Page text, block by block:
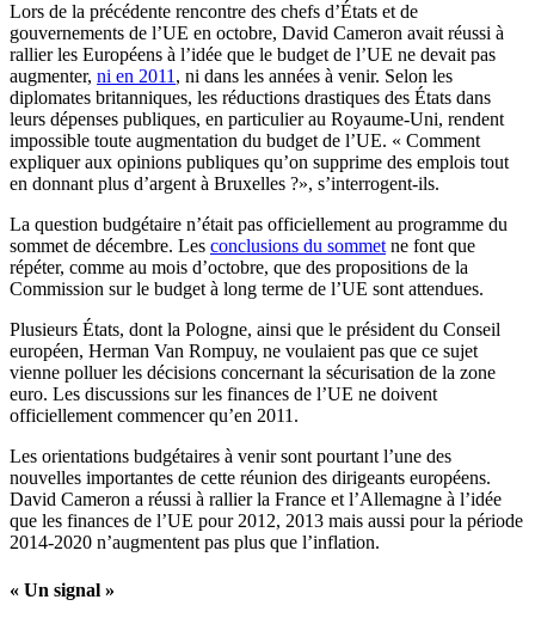
Lors de la précédente rencontre des chefs d’États et de
gouvernements de l’UE en octobre, David Cameron avait réussi à
rallier les Européens à l’idée que le budget de l’UE ne devait pas
augmenter, ni en 2011 , ni dans les années à venir. Selon les
diplomates britanniques, les réductions drastiques des États dans
leurs dépenses publiques, en particulier au Royaume-Uni, rendent
impossible toute augmentation du budget de l’UE. « Comment
expliquer aux opinions publiques qu’on supprime des emplois tout
en donnant plus d’argent à Bruxelles ?», s’interrogent-ils.
La question budgétaire n’était pas officiellement au programme du
sommet de décembre. Les conclusions du sommet ne font que
répéter, comme au mois d’octobre, que des propositions de la
Commission sur le budget à long terme de l’UE sont attendues.
Plusieurs États, dont la Pologne, ainsi que le président du Conseil
européen, Herman Van Rompuy, ne voulaient pas que ce sujet
vienne polluer les décisions concernant la sécurisation de la zone
euro. Les discussions sur les finances de l’UE ne doivent
officiellement commencer qu’en 2011.
Les orientations budgétaires à venir sont pourtant l’une des
nouvelles importantes de cette réunion des dirigeants européens.
David Cameron a réussi à rallier la France et l’Allemagne à l’idée
que les finances de l’UE pour 2012, 2013 mais aussi pour la période
2014-2020 n’augmentent pas plus que l’inflation.
« Un signal »